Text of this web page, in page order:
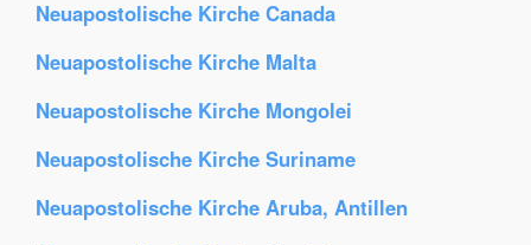
Neuapostolische Kirche Canada
Neuapostolische Kirche Malta
Neuapostolische Kirche Mongolei
Neuapostolische Kirche Suriname
Neuapostolische Kirche Aruba, Antillen